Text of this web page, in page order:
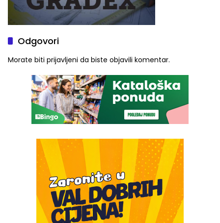
Odgovori
Morate biti prijavljeni da biste objavili komentar.